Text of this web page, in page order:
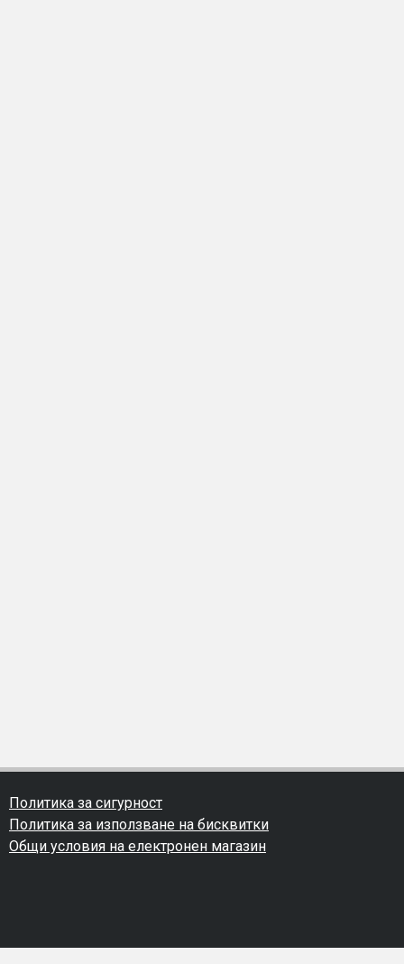
Политика за сигурност
Политика за използване на бисквитки
Общи условия на електронен магазин